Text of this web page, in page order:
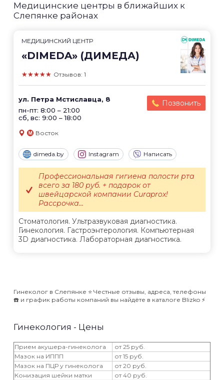
Медицинские центры в ближайших к
Слепянке районах
МЕДИЦИНСКИЙ ЦЕНТР
«DIMEDA» (ДИМЕДА)
★★★★★ Отзывов: 1
ул. Петра Мстиславца, 8
пн-пт: 8:00 – 21:00
сб, вс: 9:00 – 18:00
Позвонить
Восток
dimeda.by Instagram Написать
Стоматология. Ультразвуковая диагностика.
Гинекология. Гастроэнтерология. Компьютерная
3D диагностика. Лабораторная диагностика.
Профессиональная гигиена полости рта
всего за 180 руб. + подарок от
швейцарской компании Curaprox!
Рассрочка...
Гинеколог в Слепянке ⭐️ Честные отзывы, адреса, телефоны
☎️ и график работы компаний вы найдёте в каталоге Blizko ⚡️
Гинекология - Цены
Прием акушера-гинеколога
от 25 руб.
Мазок на ИППП
от 15 руб.
Мазок на ПЦР у гинеколога
от 20 руб.
Конизация шейки матки
от 40 руб.